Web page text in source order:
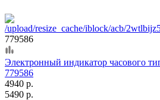
779586
Электронный индикатор часового
779586
4940 р.
5490 р.